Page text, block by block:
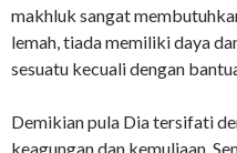
makhluk sangat
lemah, tiada memiliki daya
sesuatu kecuali dengan
Demikian pula Dia tersifati
keagungan dan kemuliaan.